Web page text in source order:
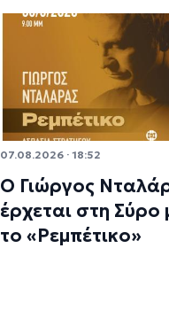
07.08.2026 · 18:52
Ο Γιώργος
έρχεται στη Σύρο
το «Ρεμπέτικο»